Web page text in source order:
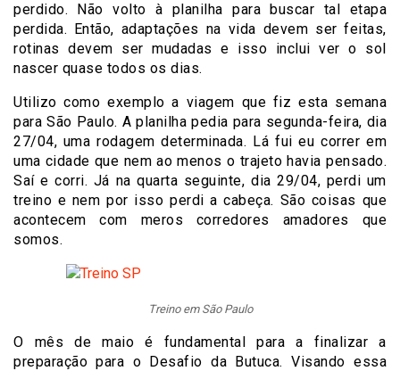
perdido. Não volto à planilha para buscar tal etapa
perdida. Então, adaptações na vida devem ser feitas,
rotinas devem ser mudadas e isso inclui ver o sol
nascer quase todos os dias.
Utilizo como exemplo a viagem que fiz esta semana
para São Paulo. A planilha pedia para segunda-feira, dia
27/04, uma rodagem determinada. Lá fui eu correr em
uma cidade que nem ao menos o trajeto havia pensado.
Saí e corri. Já na quarta seguinte, dia 29/04, perdi um
treino e nem por isso perdi a cabeça. São coisas que
acontecem com meros corredores amadores que
somos.
Treino em São Paulo
O mês de maio é fundamental para a finalizar a
preparação para o Desafio da Butuca. Visando essa